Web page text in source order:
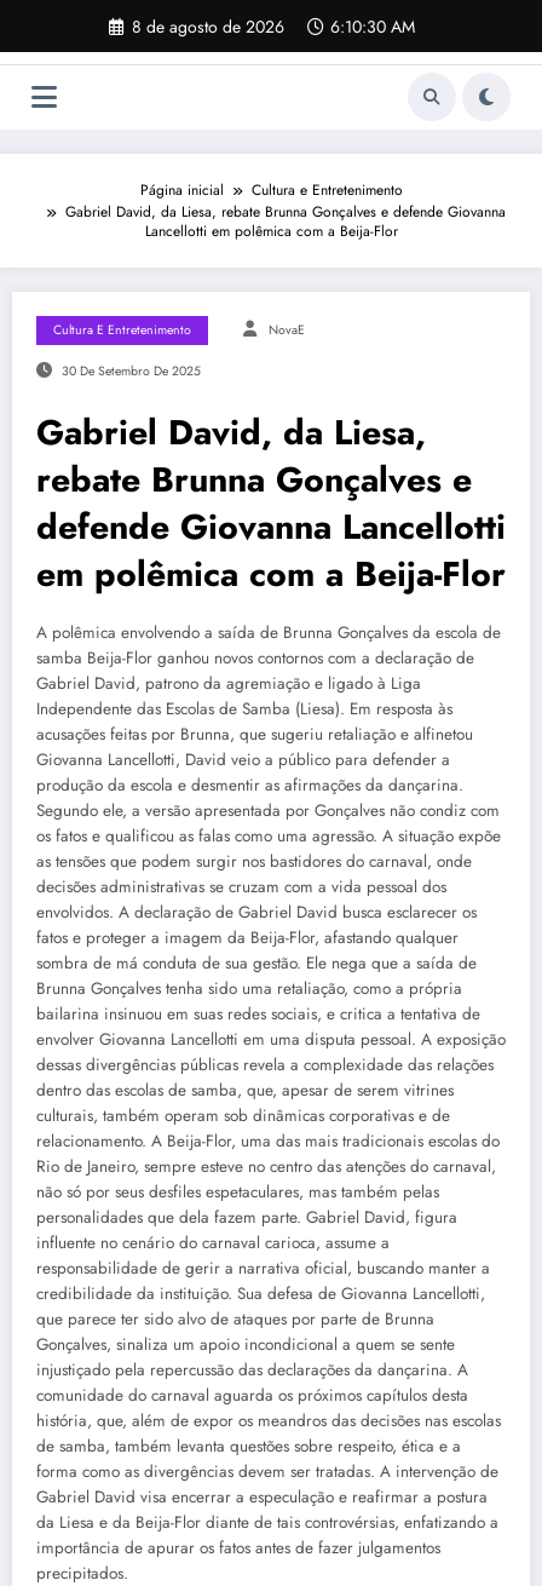
o
8 de agosto de 2026 6:10:31 AM
Página inicial
Cultura e Entretenimento
Gabriel David, da Liesa, rebate Brunna Gonçalves e defende Giovanna
Lancellotti em polêmica com a Beija-Flor
Cultura E Entretenimento NovaE
30 De Setembro De 2025
Gabriel David, da Liesa,
rebate Brunna Gonçalves e
defende Giovanna Lancellotti
em polêmica com a Beija-Flor
A polêmica envolvendo a saída de Brunna Gonçalves da escola de
samba Beija-Flor ganhou novos contornos com a declaração de
Gabriel David, patrono da agremiação e ligado à Liga
Independente das Escolas de Samba (Liesa). Em resposta às
acusações feitas por Brunna, que sugeriu retaliação e alfinetou
Giovanna Lancellotti, David veio a público para defender a
produção da escola e desmentir as afirmações da dançarina.
Segundo ele, a versão apresentada por Gonçalves não condiz com
os fatos e qualificou as falas como uma agressão. A situação expõe
as tensões que podem surgir nos bastidores do carnaval, onde
decisões administrativas se cruzam com a vida pessoal dos
envolvidos. A declaração de Gabriel David busca esclarecer os
fatos e proteger a imagem da Beija-Flor, afastando qualquer
sombra de má conduta de sua gestão. Ele nega que a saída de
Brunna Gonçalves tenha sido uma retaliação, como a própria
bailarina insinuou em suas redes sociais, e critica a tentativa de
envolver Giovanna Lancellotti em uma disputa pessoal. A exposição
dessas divergências públicas revela a complexidade das relações
dentro das escolas de samba, que, apesar de serem vitrines
culturais, também operam sob dinâmicas corporativas e de
relacionamento. A Beija-Flor, uma das mais tradicionais escolas do
Rio de Janeiro, sempre esteve no centro das atenções do carnaval,
não só por seus desfiles espetaculares, mas também pelas
personalidades que dela fazem parte. Gabriel David, figura
influente no cenário do carnaval carioca, assume a
responsabilidade de gerir a narrativa oficial, buscando manter a
credibilidade da instituição. Sua defesa de Giovanna Lancellotti,
que parece ter sido alvo de ataques por parte de Brunna
Gonçalves, sinaliza um apoio incondicional a quem se sente
injustiçado pela repercussão das declarações da dançarina. A
comunidade do carnaval aguarda os próximos capítulos desta
história, que, além de expor os meandros das decisões nas escolas
de samba, também levanta questões sobre respeito, ética e a
forma como as divergências devem ser tratadas. A intervenção de
Gabriel David visa encerrar a especulação e reafirmar a postura
da Liesa e da Beija-Flor diante de tais controvérsias, enfatizando a
importância de apurar os fatos antes de fazer julgamentos
precipitados.